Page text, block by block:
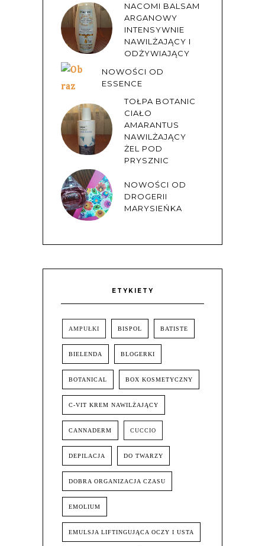
NACOMI BALSAM
ARGANOWY
INTENSYWNIE
NAWILŻAJĄCY I
ODŻYWIAJĄCY
NOWOŚCI OD
ESSENCE
TOŁPA BOTANIC
CIAŁO
AMARANTUS
NAWILŻAJĄCY
ŻEL POD
PRYSZNIC
NOWOŚCI OD
DROGERII
MARYSIEŃKA
ETYKIETY
AMPUŁKI BISPOL BATISTE
BIELENDA BLOGERKI
BOTANICAL BOX KOSMETYCZNY
C-VIT KREM NAWILŻAJĄCY
CANNADERM CUCCIO
DEPILACJA DO TWARZY
DOBRA ORGANIZACJA CZASU
EMOLIUM
EMULSJA LIFTINGUJĄCA OCZY I USTA